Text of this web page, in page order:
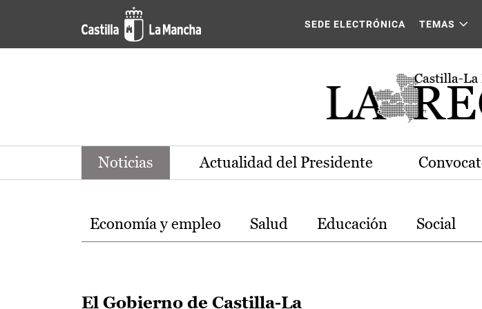
Pasar al contenido principal
Noticias de la región de Castilla-La Mancha
SEDE ELECTRÓNICA TEMAS
Noticias Actualidad del Presidente
Temas
Economía y empleo Salud Educación Social
El Gobierno de Castilla-La